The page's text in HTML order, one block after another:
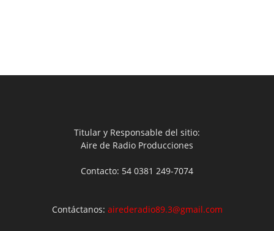
Titular y Responsable del sitio:
Aire de Radio Producciones
Contacto: 54 0381 249-7074
Contáctanos: airederadio89.3@gmail.com